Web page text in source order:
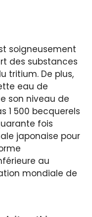
soigneusement
des substances
tritium. De plus,
eau de
son niveau de
1 500 becquerels
fois
japonaise pour
au
mondiale de